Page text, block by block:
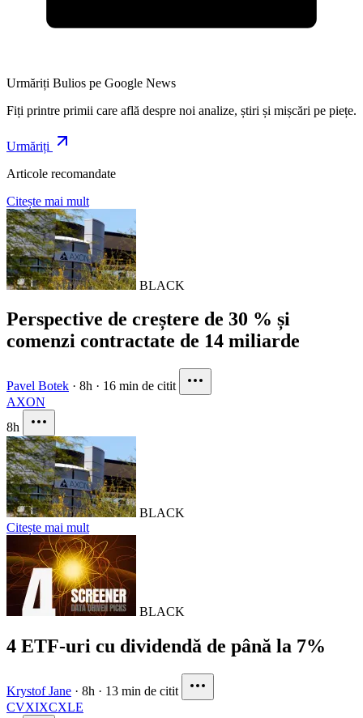
Urmăriți Bulios pe Google News
Fiți printre primii care află despre noi analize, știri și mișcări pe piețe.
Urmăriți
Articole recomandate
Citește mai mult
BLACK
Perspective de creștere de 30 % și
comenzi contractate de 14 miliarde
Pavel Botek · 8h · 16 min de citit
AXON
8h
BLACK
Citește mai mult
BLACK
4 ETF-uri cu dividendă de până la 7%
Krystof Jane · 8h · 13 min de citit
CVXIXCXLE